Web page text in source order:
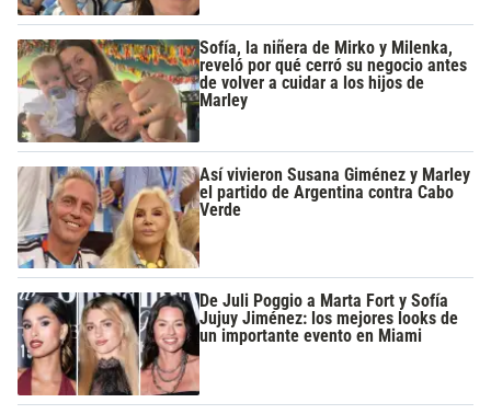
Sofía, la niñera de Mirko y Milenka,
reveló por qué cerró su negocio antes
de volver a cuidar a los hijos de
Marley
Así vivieron Susana Giménez y Marley
el partido de Argentina contra Cabo
Verde
De Juli Poggio a Marta Fort y Sofía
Jujuy Jiménez: los mejores looks de
un importante evento en Miami